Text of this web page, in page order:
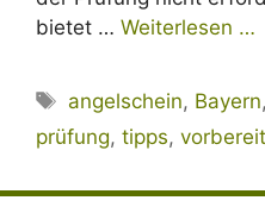
bietet … Weiterlesen …
Schlagwörter
angelschein, Bayern
prüfung, tipps,